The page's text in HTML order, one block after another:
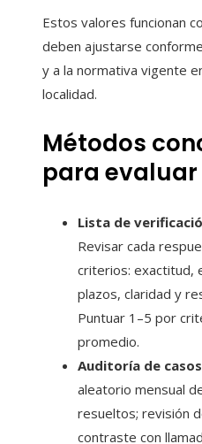
Estos valores funcionan
deben ajustarse
y a la normativa vigente
localidad.
Métodos
para evaluar
Lista de
Revisar cada
criterios: exactitud,
plazos, claridad y
Puntuar 1–5 por
promedio.
Auditoría de
aleatorio mensual
resueltos; revisión
contraste con